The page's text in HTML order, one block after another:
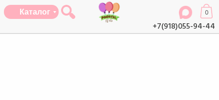
+7(918)055-94-44
0
Каталог